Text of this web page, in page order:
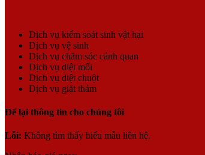
Dịch vụ kiểm soát sinh vật hại
Dịch vụ vệ sinh
Dịch vụ chăm sóc cảnh quan
Dịch vụ diệt mối
Dịch vụ diệt chuột
Dịch vụ giặt thảm
Để lại thông tin cho chúng tôi
Lỗi: Không tìm thấy biểu mẫu liên hệ.